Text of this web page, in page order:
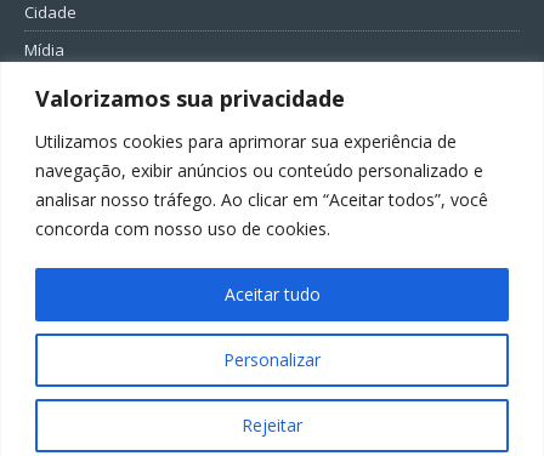
Valorizamos sua privacidade
Utilizamos cookies para aprimorar sua experiência de
navegação, exibir anúncios ou conteúdo personalizado e
analisar nosso tráfego. Ao clicar em “Aceitar todos”, você
concorda com nosso uso de cookies.
Personalizar
Rejeitar
Aceitar tudo
Cidade
Mídia
Entretenimento
Política
FIQUE CONECTADO
Todos os direitos reservados ao Informe Blumenau